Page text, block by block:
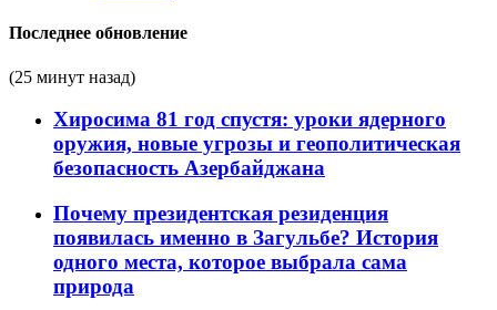
Последнее обновление
(25 минут назад)
Хиросима 81 год спустя: уроки ядерного
оружия, новые угрозы и геополитическая
безопасность Азербайджана
Почему президентская резиденция
появилась именно в Загульбе? История
одного места, которое выбрала сама
природа